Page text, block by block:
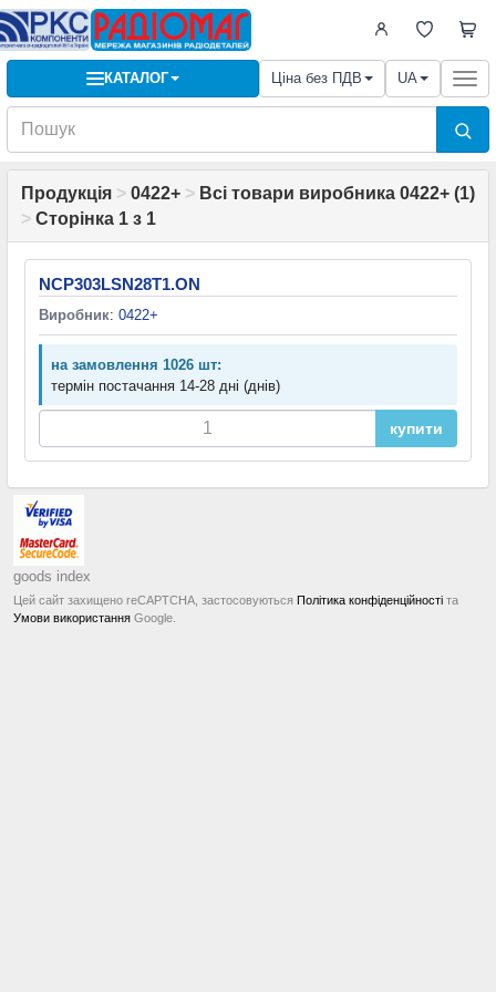
КАТАЛОГ Ціна без ПДВ UA
Продукція > 0422+ > Всі товари виробника 0422+ (1)
> Сторінка 1 з 1
NCP303LSN28T1.ON
Виробник: 0422+
на замовлення 1026 шт:
термін постачання 14-28 дні (днів)
купити
goods index
Цей сайт захищено reCAPTCHA, застосовуються Політика конфіденційності та
Умови використання Google.